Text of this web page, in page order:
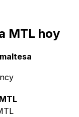
MTL hoy
MTL